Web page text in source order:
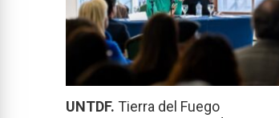
UNTDF. Tierra del Fuego